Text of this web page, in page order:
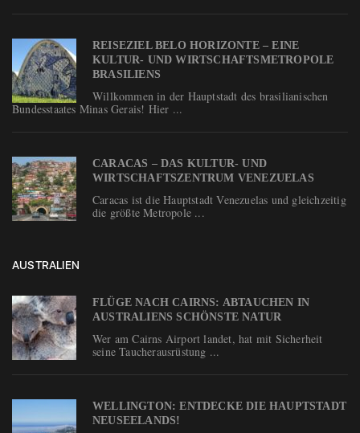
REISEZIEL BELO HORIZONTE – EINE
KULTUR- UND WIRTSCHAFTSMETROPOLE
BRASILIENS
Willkommen in der Hauptstadt des brasilianischen
Bundesstaates Minas Gerais! Hier ...
CARACAS – DAS KULTUR- UND
WIRTSCHAFTSZENTRUM VENEZUELAS
Caracas ist die Hauptstadt Venezuelas und gleichzeitig
die größte Metropole ...
AUSTRALIEN
FLÜGE NACH CAIRNS: ABTAUCHEN IN
AUSTRALIENS SCHÖNSTE NATUR
Wer am Cairns Airport landet, hat mit Sicherheit
seine Taucherausrüstung ...
WELLINGTON: ENTDECKE DIE HAUPTSTADT
NEUSEELANDS!